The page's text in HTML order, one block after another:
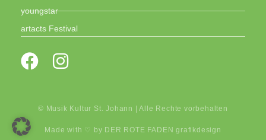
youngstar
artacts Festival
© Musik Kultur St. Johann | Alle Rechte vorbehalten
Made with ♡ by DER ROTE FADEN grafikdesign